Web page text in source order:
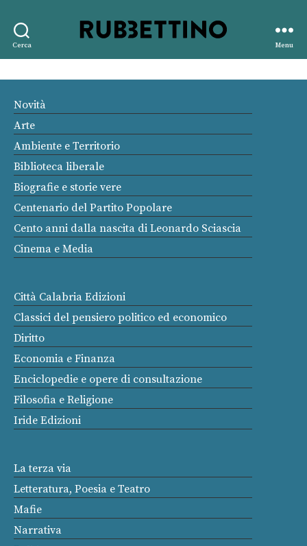
Cerca
editore
Menu
Novità
Arte
Ambiente e Territorio
Biblioteca liberale
Biografie e storie vere
Centenario del Partito Popolare
Cento anni dalla nascita di Leonardo Sciascia
Cinema e Media
Città Calabria Edizioni
Classici del pensiero politico ed economico
Diritto
Economia e Finanza
Enciclopedie e opere di consultazione
Filosofia e Religione
Iride Edizioni
La terza via
Letteratura, Poesia e Teatro
Mafie
Narrativa